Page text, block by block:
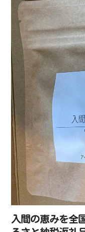
入間の恵みを全